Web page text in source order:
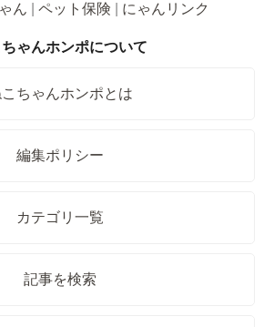
ん
ペット保険 にゃんリンク
ゃんホンポについて
こちゃんホンポとは
編集ポリシー
カテゴリ一覧
記事を検索